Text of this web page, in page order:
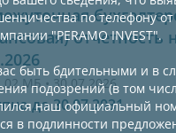
отчетность
МБ • 30.07.2026
до 30.07.2031
по телефону
"PERAMO INVEST".
быть бдительными и в
подозрений (в том
наш официальный
в подлинности